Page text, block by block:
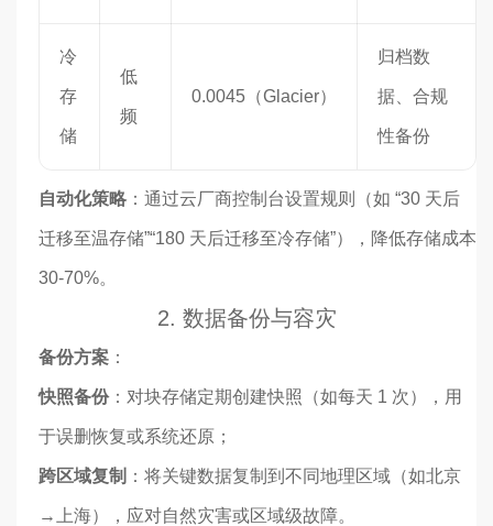
冷
存
储
低
频
0.0045（Glacier）
归档数
据、合规
性备份
自动化策略 ：通过云厂商控制台设置规则（如 “30 天后
迁移至温存储”“180 天后迁移至冷存储”），降低存储成本
30-70%。
2. 数据备份与容灾
备份方案 ：
快照备份：对块存储定期创建快照（如每天 1 次），用
于误删恢复或系统还原；
跨区域复制 ：将关键数据复制到不同地理区域（如北京
→上海），应对自然灾害或区域级故障。